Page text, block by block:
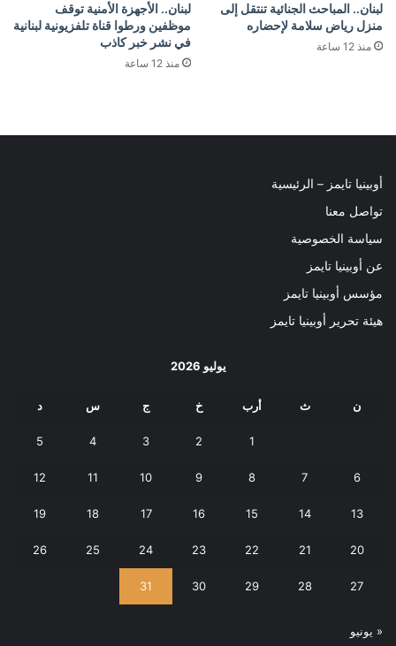
لبنان.. المباحث الجنائية تنتقل إلى
منزل رياض سلامة لإحضاره
منذ 12 ساعة
لبنان.. الأجهزة الأمنية توقف
موظفين ورطوا قناة تلفزيونية لبنانية
في نشر خبر كاذب
منذ 12 ساعة
أوبينيا تايمز – الرئيسية
تواصل معنا
سياسة الخصوصية
عن أوبينيا تايمز
مؤسس أوبينيا تايمز
هيئة تحرير أوبينيا تايمز
يوليو 2026
ن ث أرب خ ج س د
1
2
3
4
5
6
7
8
9
10
11
12
13
14
15
16
17
18
19
20
21
22
23
24
25
26
27
28
29
30
31
« يونيو